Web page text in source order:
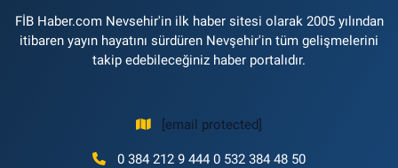
FİB Haber.com Nevsehir'in ilk haber sitesi olarak 2005 yılından
itibaren yayın hayatını sürdüren Nevşehir'in tüm gelişmelerini
takip edebileceğiniz haber portalıdır.
[email protected]
0 384 212 9 444 0 532 384 48 50